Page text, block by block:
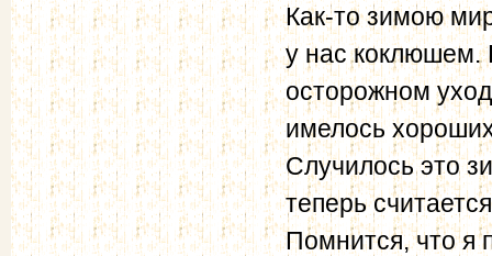
Как-то зимою
у нас коклюшем.
осторожном
имелось
Случилось это
теперь
Помнится, что я